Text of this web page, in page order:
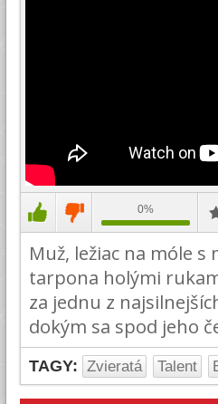
0%
Muž, ležiac na móle
tarpona holými
za jednu z
dokým sa spod jeho
TAGY: Zvieratá Talent